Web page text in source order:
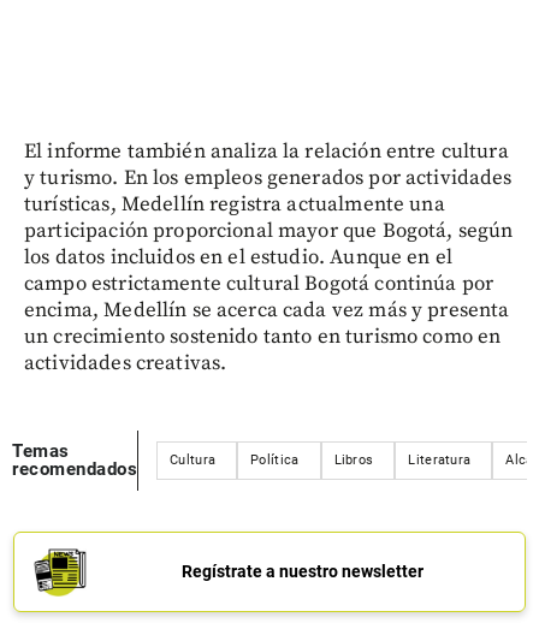
El informe también analiza la relación entre cultura
y turismo. En los empleos generados por actividades
turísticas, Medellín registra actualmente una
participación proporcional mayor que Bogotá, según
los datos incluidos en el estudio. Aunque en el
campo estrictamente cultural Bogotá continúa por
encima, Medellín se acerca cada vez más y presenta
un crecimiento sostenido tanto en turismo como en
actividades creativas.
Temas
recomendados
Cultura Política Libros Literatura
Regístrate a nuestro newsletter